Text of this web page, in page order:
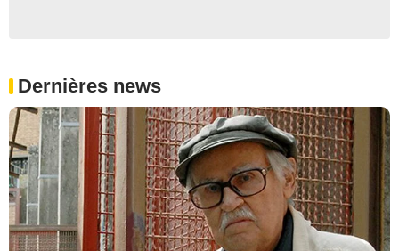
Dernières news